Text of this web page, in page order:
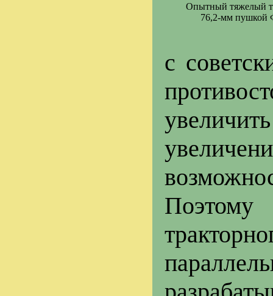
Опытный тяжелый
76,2-мм пушкой
с
Поэтому